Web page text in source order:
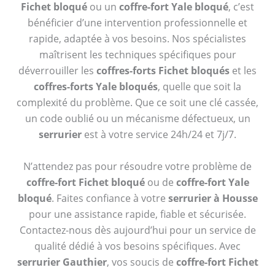
Fichet bloqué ou un coffre-fort Yale bloqué, c’est
bénéficier d’une intervention professionnelle et
rapide, adaptée à vos besoins. Nos spécialistes
maîtrisent les techniques spécifiques pour
déverrouiller les coffres-forts Fichet bloqués et les
coffres-forts Yale bloqués, quelle que soit la
complexité du problème. Que ce soit une clé cassée,
un code oublié ou un mécanisme défectueux, un
serrurier est à votre service 24h/24 et 7j/7.
N’attendez pas pour résoudre votre problème de
coffre-fort Fichet bloquéou de coffre-fort Yale
bloqué. Faites confiance à votre serrurier à Housse
pour une assistance rapide, fiable et sécurisée.
Contactez-nous dès aujourd’hui pour un service de
qualité dédié à vos besoins spécifiques. Avec
serrurier Gauthier, vos soucis de coffre-fort Fichet